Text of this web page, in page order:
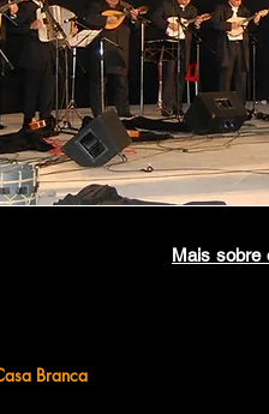
Mais sobre
Branca